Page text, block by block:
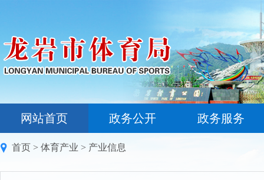
网站首页 政务公开 政务服务
首页 > 体育产业 > 产业信息